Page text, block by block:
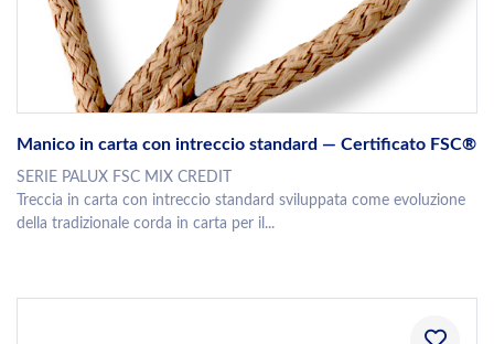
Manico in carta con intreccio standard — Certificato FSC®
SERIE PALUX FSC MIX CREDIT
Treccia in carta con intreccio standard sviluppata come evoluzione
della tradizionale corda in carta per il...